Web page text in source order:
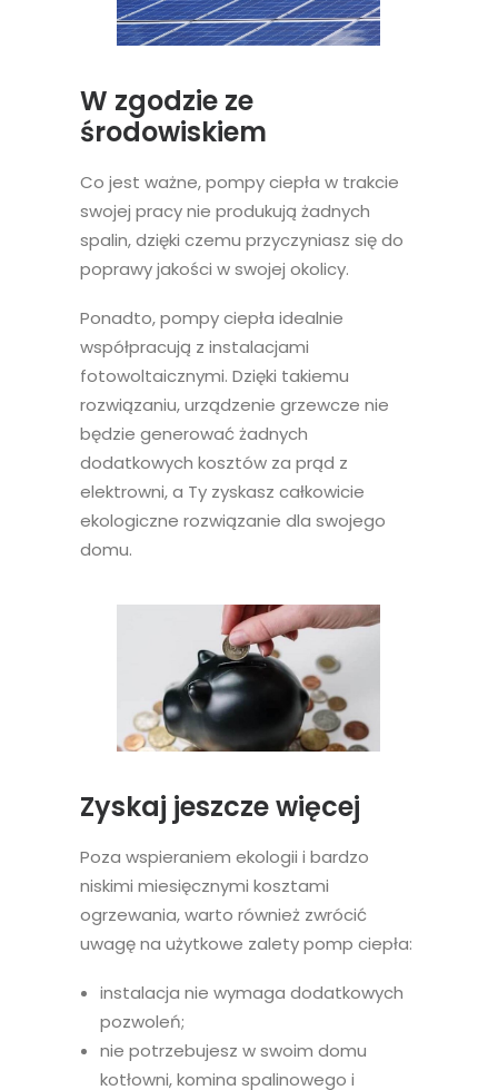
W zgodzie ze
środowiskiem
Co jest ważne, pompy ciepła w trakcie
swojej pracy nie produkują żadnych
spalin, dzięki czemu przyczyniasz się do
poprawy jakości w swojej okolicy.
Ponadto, pompy ciepła idealnie
współpracują z instalacjami
fotowoltaicznymi. Dzięki takiemu
rozwiązaniu, urządzenie grzewcze nie
będzie generować żadnych
dodatkowych kosztów za prąd z
elektrowni, a Ty zyskasz całkowicie
ekologiczne rozwiązanie dla swojego
domu.
Zyskaj jeszcze więcej
Poza wspieraniem ekologii i bardzo
niskimi miesięcznymi kosztami
ogrzewania, warto również zwrócić
uwagę na użytkowe zalety pomp ciepła:
instalacja nie wymaga dodatkowych
pozwoleń;
nie potrzebujesz w swoim domu
kotłowni, komina spalinowego i